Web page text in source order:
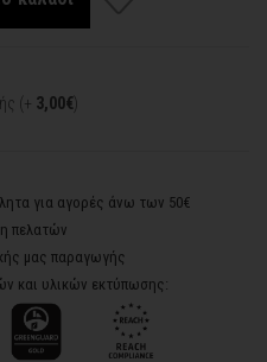
(+ 3,00€)
για αγορές άνω των 50€
πελατών
μας παραγωγής
και υλικών εκτύπωσης: